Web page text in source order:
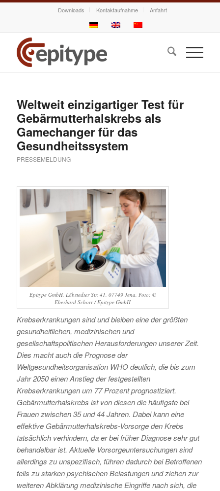
Downloads Kontaktaufnahme Anfahrt
Weltweit einzigartiger Test für
Gebärmutterhalskrebs als
Gamechanger für das
Gesundheitssystem
PRESSEMELDUNG
Epitype GmbH, Löbstedter Str. 41, 07749 Jena, Foto: ©
Eberhard Schorr / Epitype GmbH
Krebserkrankungen sind und bleiben eine der größten
gesundheitlichen, medizinischen und
gesellschaftspolitischen Herausforderungen unserer Zeit.
Dies macht auch die Prognose der
Weltgesundheitsorganisation WHO deutlich, die bis zum
Jahr 2050 einen Anstieg der festgestellten
Krebserkrankungen um 77 Prozent prognostiziert.
Gebärmutterhalskrebs ist von diesen die häufigste bei
Frauen zwischen 35 und 44 Jahren. Dabei kann eine
effektive Gebärmutterhalskrebs-Vorsorge den Krebs
tatsächlich verhindern, da er bei früher Diagnose sehr gut
behandelbar ist. Aktuelle Vorsorgeuntersuchungen sind
allerdings zu unspezifisch, führen dadurch bei Betroffenen
teils zu starken psychischen Belastungen und ziehen zur
weiteren Abklärung medizinische Eingriffe nach sich, die